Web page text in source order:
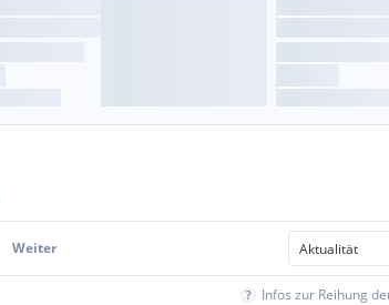
Weiter
Infos zur Reihung